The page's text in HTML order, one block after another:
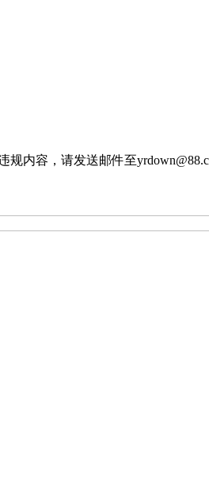
规内容，请发送邮件至